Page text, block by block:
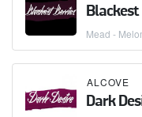
Blackest
Mead -
ALCOVE
Dark